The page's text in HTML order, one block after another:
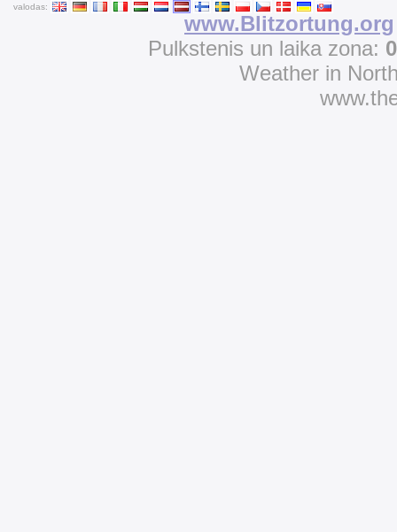
valodas:
www.Blitzortung.org
Pulkstenis un laika zona:
Weather in